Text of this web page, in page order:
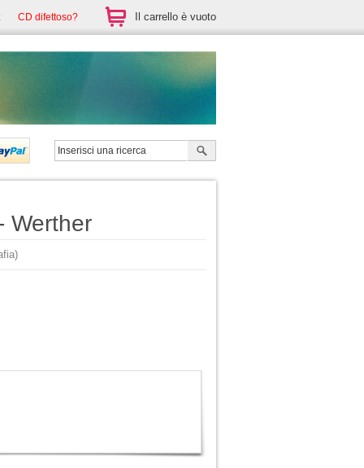
Il carrello è vuoto
CD difettoso?
Werther